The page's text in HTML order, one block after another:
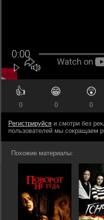
👍
0
😁
0
😲
0
Регистрируйся и смотри без
пользователей мы сокращаем
Похожие материалы: